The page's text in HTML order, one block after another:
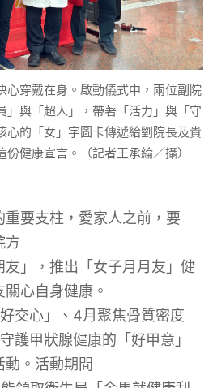
心穿戴在身。啟動儀式中，兩位副院
」與「超人」，帶著「活力」與「守
心的「女」字圖卡傳遞給劉院長及貴
健康宣言。（記者王承綸／攝）
重要支柱，愛家人之前， 要
方
」，推出「女子月月友」健
心自身健康。
交心」、 4月 聚焦骨質密度
護甲狀腺健康的「好甲意」
動 。 活動期間